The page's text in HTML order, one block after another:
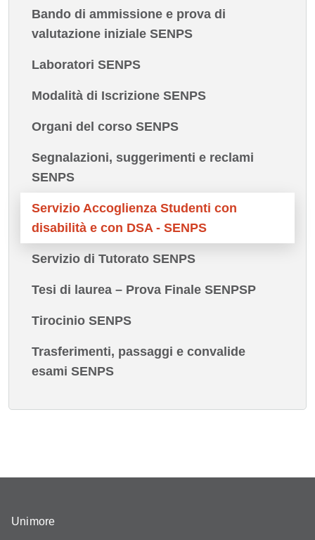
Bando di ammissione e prova di
valutazione iniziale SENPS
Laboratori SENPS
Modalità di Iscrizione SENPS
Organi del corso SENPS
Segnalazioni, suggerimenti e reclami
SENPS
Servizio Accoglienza Studenti con
disabilità e con DSA - SENPS
Servizio di Tutorato SENPS
Tesi di laurea – Prova Finale SENPSP
Tirocinio SENPS
Trasferimenti, passaggi e convalide
esami SENPS
Unimore